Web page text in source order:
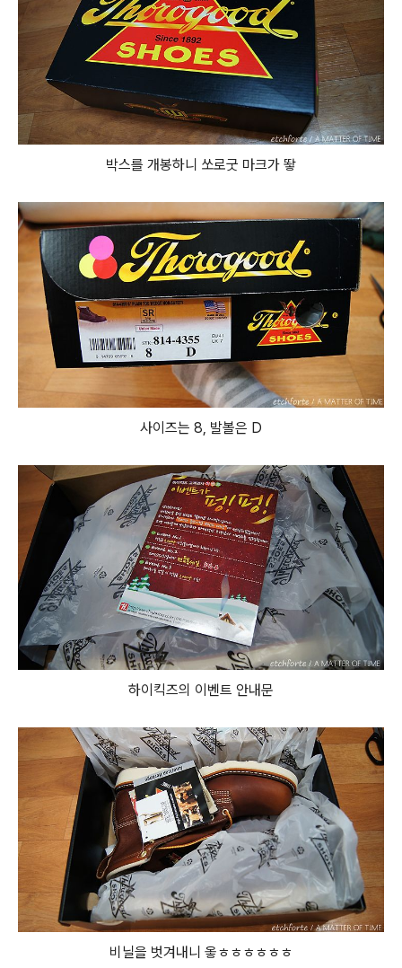
박스를 개봉하니 쏘로굿 마크가 뙇
사이즈는 8, 발볼은 D
하이킥즈의 이벤트 안내문
비닐을 벗겨내니 옿ㅎㅎㅎㅎㅎㅎ